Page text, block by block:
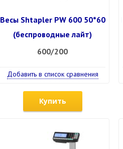
Весы Shtapler PW 600 50*60
(беспроводные лайт)
600/200
Добавить в список сравнения
Купить